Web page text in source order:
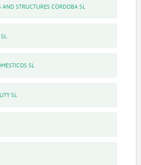
AND STRUCTURES CORDOBA SL
SL
SL